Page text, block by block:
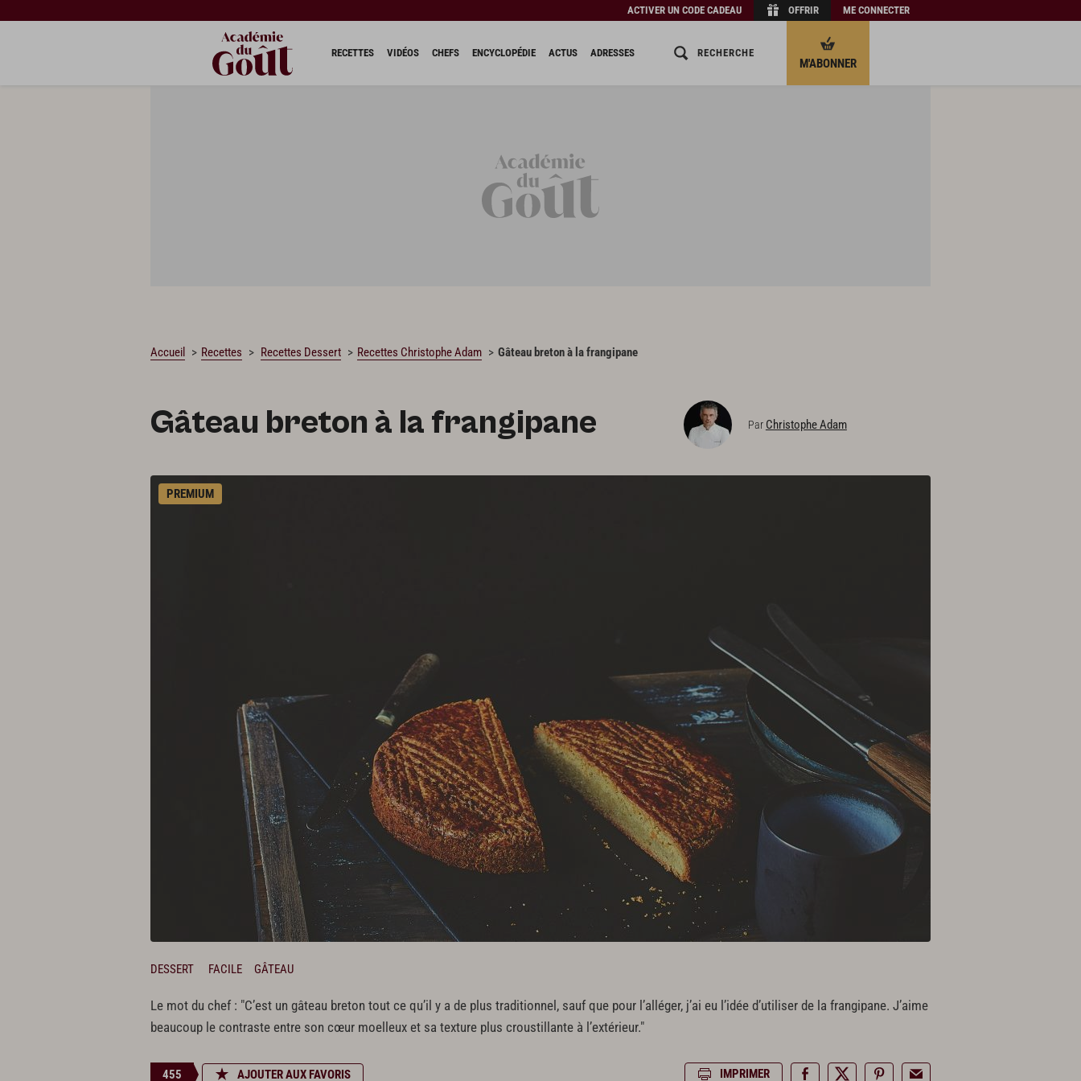
ACTIVER UN CODE CADEAU OFFRIR ME CONNECTER
RECETTES VIDÉOS CHEFS ENCYCLOPÉDIE ACTUS ADRESSES RECHERCHE
M'ABONNER
Accueil Recettes Recettes Dessert Recettes Christophe Adam Gâteau breton à la frangipane
Gâteau breton à la frangipane Par Christophe Adam
PREMIUM
DESSERT FACILE GÂTEAU
Le mot du chef : "C’est un gâteau breton tout ce qu’il y a de plus traditionnel, sauf que pour l’alléger, j’ai eu l’idée d’utiliser de la frangipane. J’aime
beaucoup le contraste entre son cœur moelleux et sa texture plus croustillante à l’extérieur."
455 AJOUTER AUX FAVORIS IMPRIMER
CHARGEMENT…